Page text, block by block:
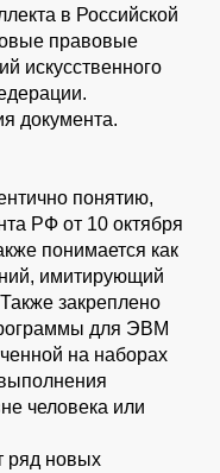
в Российской
правовые
искусственного
документа.
понятию,
РФ от 10 октября
понимается как
имитирующий
закреплено
для ЭВМ
на наборах
человека или
ряд новых